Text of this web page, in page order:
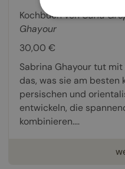
Kochbuch vonCarla
Ghayour
30,00 €
Sabrina Ghayour tut
das, was sie am besten
persischen und
entwickeln, die
kombinieren....